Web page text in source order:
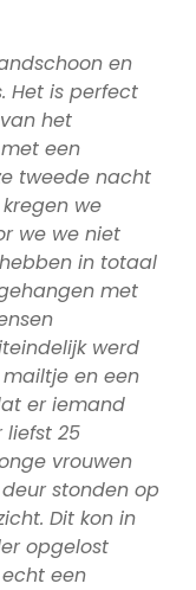
en
Het is perfect
het
een
tweede nacht
we
we we niet
in totaal
met
werd
en een
er iemand
liefst 25
vrouwen
stonden op
Dit kon in
opgelost
een